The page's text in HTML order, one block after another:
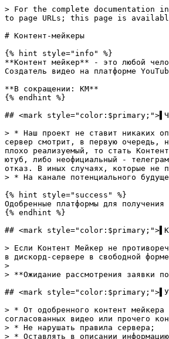
> For the complete
to page URLs; this page is
# Контент-мейкеры
{% hint style="info" %}
**Контент мейкер** - это любой
Создатель видео на платформе
**В сокращении: КМ**
{% endhint %}
## <mark
> * Наш проект не ставит никаких
сервер смотрит, в первую очередь,
плохо реализуемый, то стать
ютуб, либо неофициальный -
отказ. В иных случаях, которые не
> * На канале потенциального
{% hint style="success" %}
Одобренные платформы для
{% endhint %}
## <mark
> Если Контент Мейкер не
в дискорд-сервере в свободной
>
> **Ожидание рассмотрения заявки
## <mark
> * От одобренного контент мейкера
согласованных видео или прочего
> * Не нарушать правила сервера;
> * Оставлять в описании